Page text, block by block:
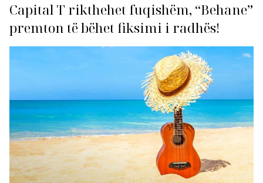
Capital T rikthehet fuqishëm, “Behane”
premton të bëhet fiksimi i radhës!